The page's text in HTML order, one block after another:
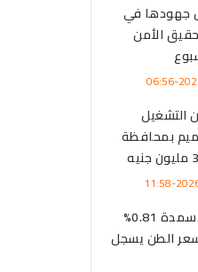
جهودها في
الأمن
التشغيل
بمحافظة
انخفاض أسعار الأسمدة 0.81%
الطن يسجل